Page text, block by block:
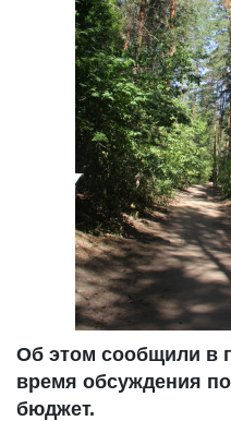
Об этом сообщили в
время обсуждения
бюджет.